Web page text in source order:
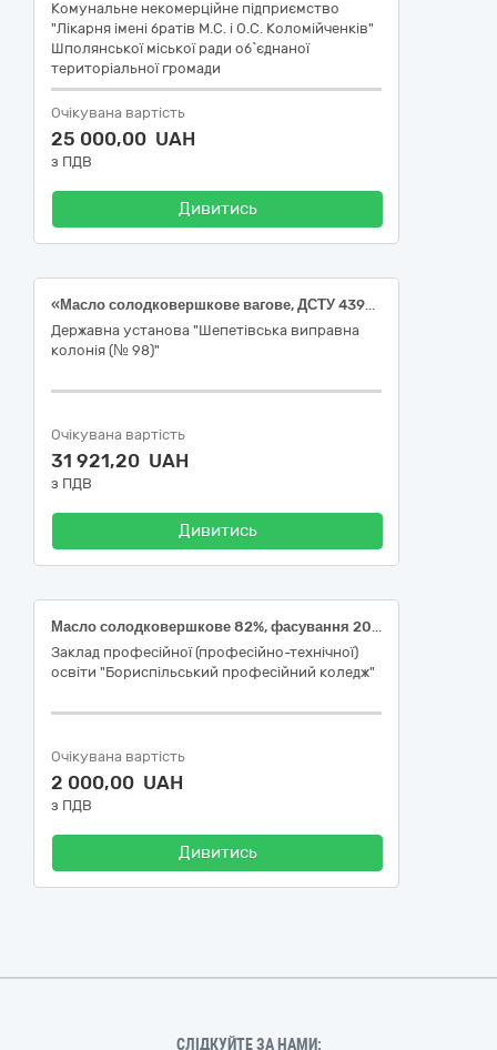
Комунальне некомерційне підприємство
"Лікарня імені братів М.С. і О.С. Коломійченків"
Шполянської міської ради об`єднаної
територіальної громади
Очікувана вартість
25 000,00 UAH
з ПДВ
Дивитись
«Масло солодковершкове вагове, ДСТУ 4399» (Код згідно ДК 021:2015 "Єдиний закупівельний словник" – 15530000-2 Вершкове масло)
Державна установа "Шепетівська виправна
колонія (№ 98)"
Очікувана вартість
31 921,20 UAH
з ПДВ
Дивитись
Масло солодковершкове 82%, фасування 200г
Заклад професійної (професійно-технічної)
освіти "Бориспільський професійний коледж"
Очікувана вартість
2 000,00 UAH
з ПДВ
Дивитись
СЛІДКУЙТЕ ЗА НАМИ: